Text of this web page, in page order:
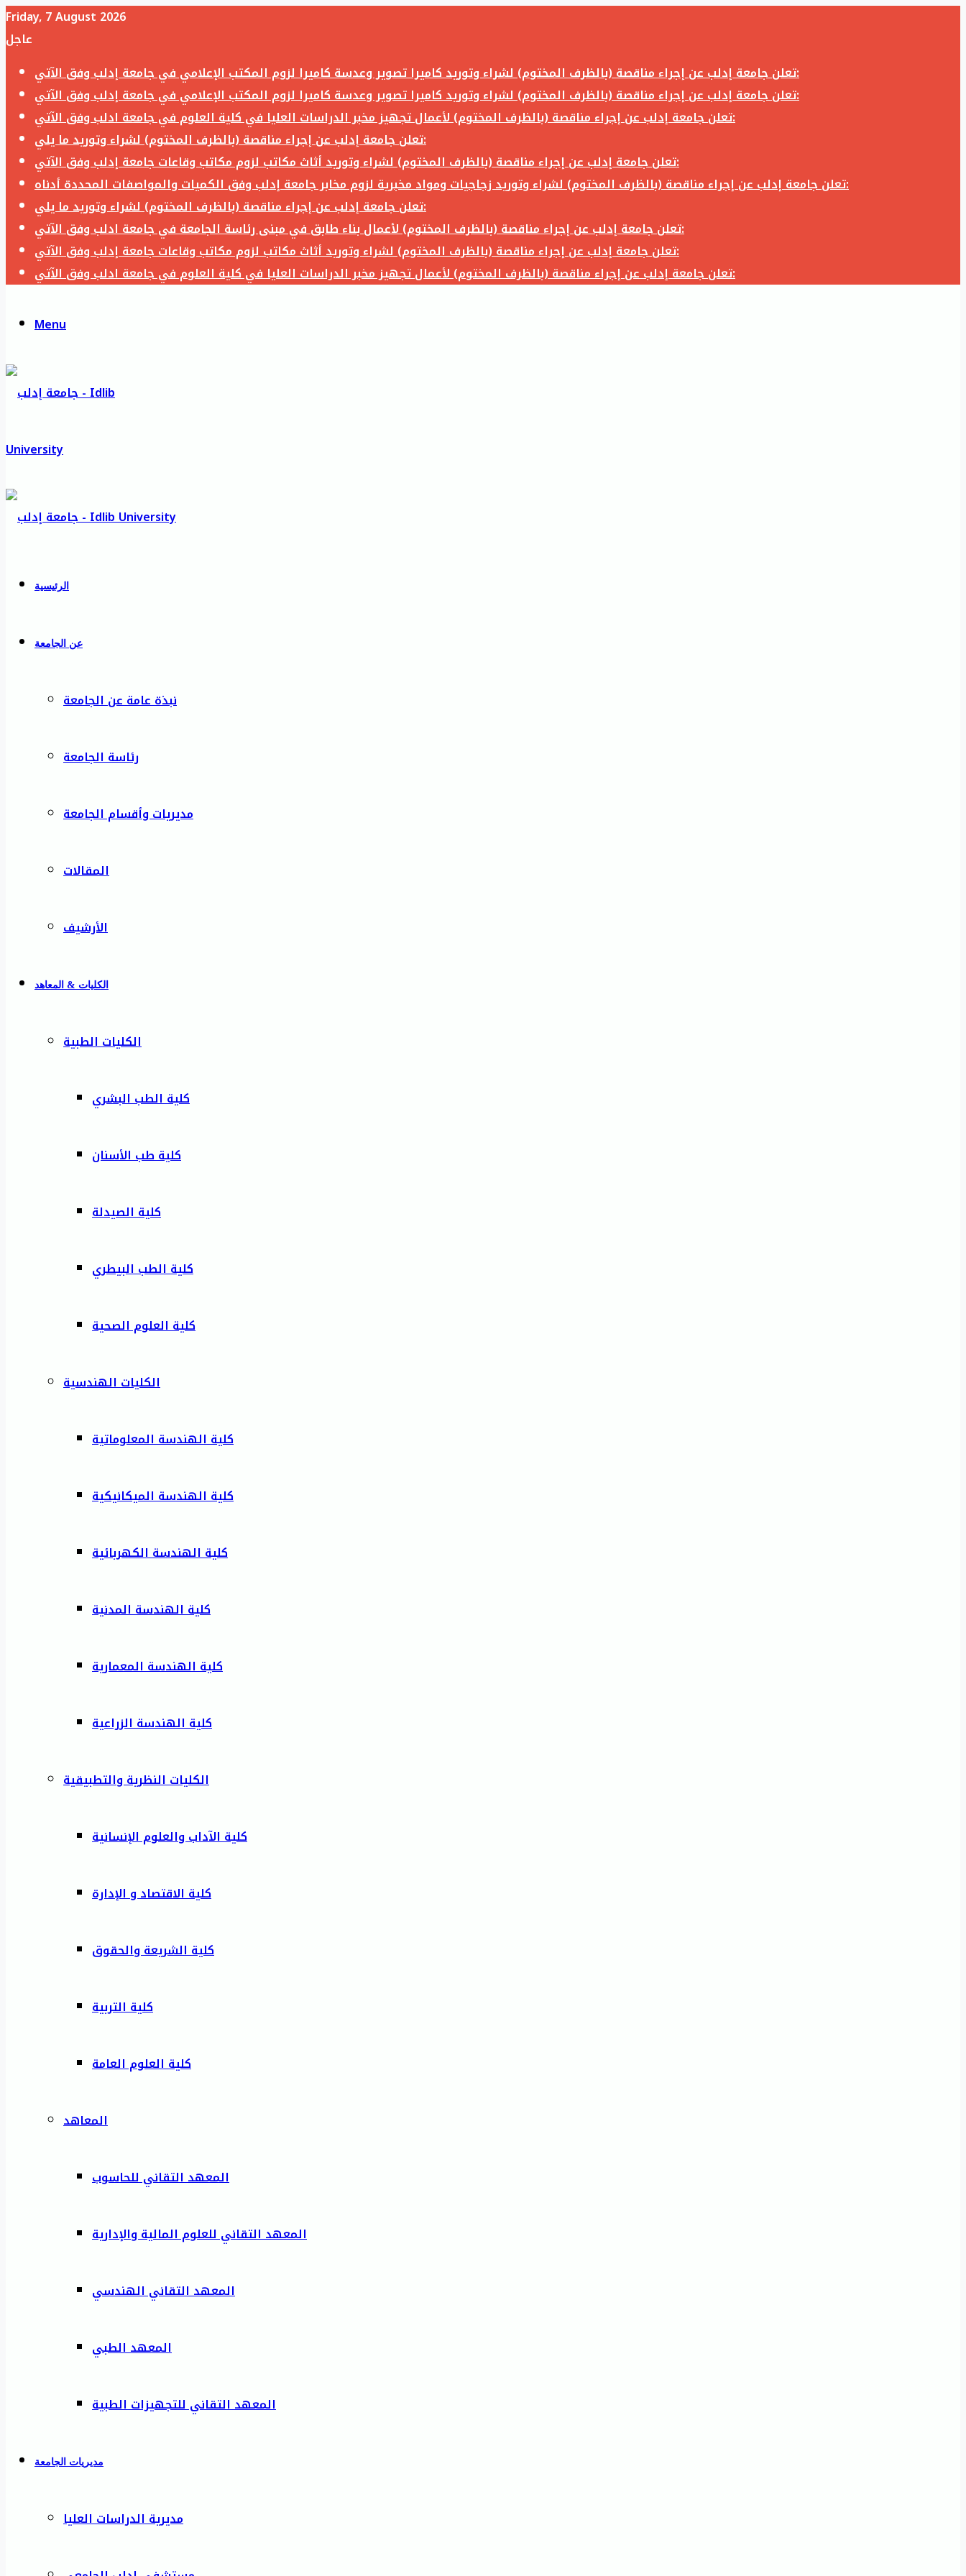
Friday, 7 August 2026
عاجل
تعلن جامعة إدلب عن إجراء مناقصة (بالظرف المختوم) لشراء وتوريد كاميرا تصوير وعدسة كاميرا لزوم المكتب الإعلامي في جامعة إدلب وفق الآتي:
تعلن جامعة إدلب عن إجراء مناقصة (بالظرف المختوم) لشراء وتوريد كاميرا تصوير وعدسة كاميرا لزوم المكتب الإعلامي في جامعة إدلب وفق الآتي:
تعلن جامعة إدلب عن إجراء مناقصة (بالظرف المختوم) لأعمال تجهيز مخبر الدراسات العليا في كلية العلوم في جامعة ادلب وفق الآتي:
تعلن جامعة إدلب عن إجراء مناقصة (بالظرف المختوم) لشراء وتوريد ما يلي:
تعلن جامعة إدلب عن إجراء مناقصة (بالظرف المختوم) لشراء وتوريد أثاث مكاتب لزوم مكاتب وقاعات جامعة إدلب وفق الآتي:
تعلن جامعة إدلب عن إجراء مناقصة (بالظرف المختوم) لشراء وتوريد زجاجيات ومواد مخبرية لزوم مخابر جامعة إدلب وفق الكميات والمواصفات المحددة أدناه:
تعلن جامعة إدلب عن إجراء مناقصة (بالظرف المختوم) لشراء وتوريد ما يلي:
تعلن جامعة إدلب عن إجراء مناقصة (بالظرف المختوم) لأعمال بناء طابق في مبنى رئاسة الجامعة في جامعة ادلب وفق الآتي:
تعلن جامعة إدلب عن إجراء مناقصة (بالظرف المختوم) لشراء وتوريد أثاث مكاتب لزوم مكاتب وقاعات جامعة إدلب وفق الآتي:
تعلن جامعة إدلب عن إجراء مناقصة (بالظرف المختوم) لأعمال تجهيز مخبر الدراسات العليا في كلية العلوم في جامعة ادلب وفق الآتي:
Menu
الرئيسية
عن الجامعة
نبذة عامة عن الجامعة
رئاسة الجامعة
مديريات وأقسام الجامعة
المقالات
الأرشيف
الكليات & المعاهد
الكليات الطبية
كلية الطب البشري
كلية طب الأسنان
كلية الصيدلة
كلية الطب البيطري
كلية العلوم الصحية
الكليات الهندسية
كلية الهندسة المعلوماتية
كلية الهندسة الميكانيكية
كلية الهندسة الكهربائية
كلية الهندسة المدنية
كلية الهندسة المعمارية
كلية الهندسة الزراعية
الكليات النظرية والتطبيقية
كلية الآداب والعلوم الإنسانية
كلية الاقتصاد و الإدارة
كلية الشريعة والحقوق
كلية التربية
كلية العلوم العامة
المعاهد
المعهد التقاني للحاسوب
المعهد التقاني للعلوم المالية والإدارية
المعهد التقاني الهندسي
المعهد الطبي
المعهد التقاني للتجهيزات الطبية
مديريات الجامعة
مديرية الدراسات العليا